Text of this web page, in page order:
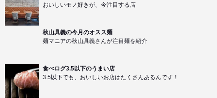
おいしいモノ好きが、今注目する店
秋山具義の今月のオスス麺
麺マニアの秋山具義さんが注目麺を紹介
食べログ3.5以下のうまい店
3.5以下でも、おいしいお店はたくさんあるんです！